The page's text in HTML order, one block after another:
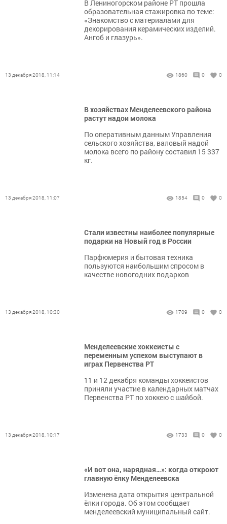
В Лениногорском районе РТ прошла
образовательная стажировка по теме:
«Знакомство с материалами для
декорирования керамических изделий.
Ангоб и глазурь».
13 декабря 2018, 11:14 1860 0 0
В хозяйствах Менделеевского района
растут надои молока
По оперативным данным Управления
сельского хозяйства, валовый надой
молока всего по району составил 15 337
кг.
13 декабря 2018, 11:07 1854 0 0
Стали известны наиболее популярные
подарки на Новый год в России
Парфюмерия и бытовая техника
пользуются наибольшим спросом в
качестве новогодних подарков
13 декабря 2018, 10:30 1709 0 0
Менделеевские хоккеисты с
переменным успехом выступают в
играх Первенства РТ
11 и 12 декабря команды хоккеистов
приняли участие в календарных матчах
Первенства РТ по хоккею с шайбой.
13 декабря 2018, 10:17 1733 0 0
«И вот она, нарядная…»: когда откроют
главную ёлку Менделеевска
Изменена дата открытия центральной
ёлки города. Об этом сообщает
менделеевский муниципальный сайт.